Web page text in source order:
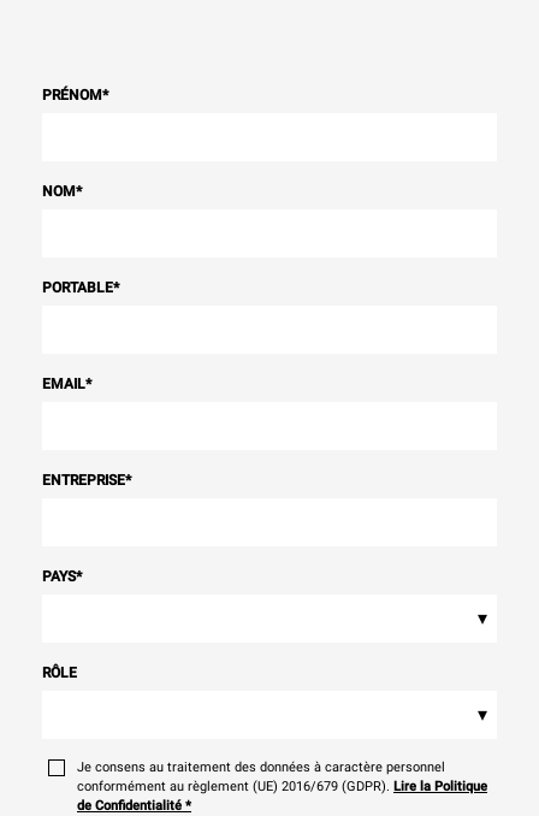
PRÉNOM*
NOM*
PORTABLE*
EMAIL*
ENTREPRISE*
PAYS*
▾
RÔLE
▾
Je consens au traitement des données à caractère personnel
conformément au règlement (UE) 2016/679 (GDPR). Lire la Politique
de Confidentialité *